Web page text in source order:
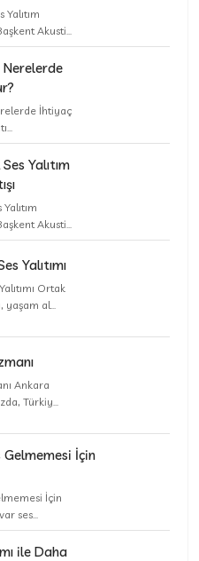
Akusti...
Nerelerde
İhtiyaç
Yalıtım
Akusti...
Yalıtımı
Ortak
yaşam al...
Ankara
Türkiy...
İçin
İçin
ses...
ile Daha